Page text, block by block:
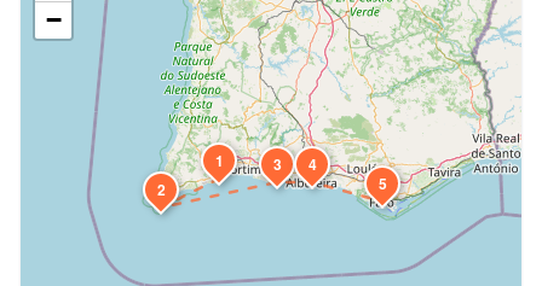
1
2
3
4
5
−